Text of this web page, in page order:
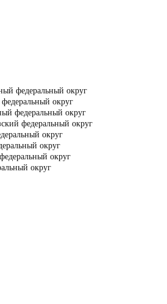
федеральный округ
округ
федеральный округ
федеральный округ
округ
округ
округ
округ